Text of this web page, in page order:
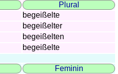
Plural
begeißelte
begeißelter
begeißelten
begeißelte
Feminin